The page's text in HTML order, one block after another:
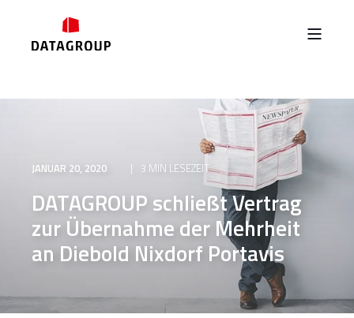
JANUAR 20, 2020 3 MIN LESEZEIT
DATAGROUP schließt Vertrag
zur Übernahme der Mehrheit
an Diebold Nixdorf Portavis